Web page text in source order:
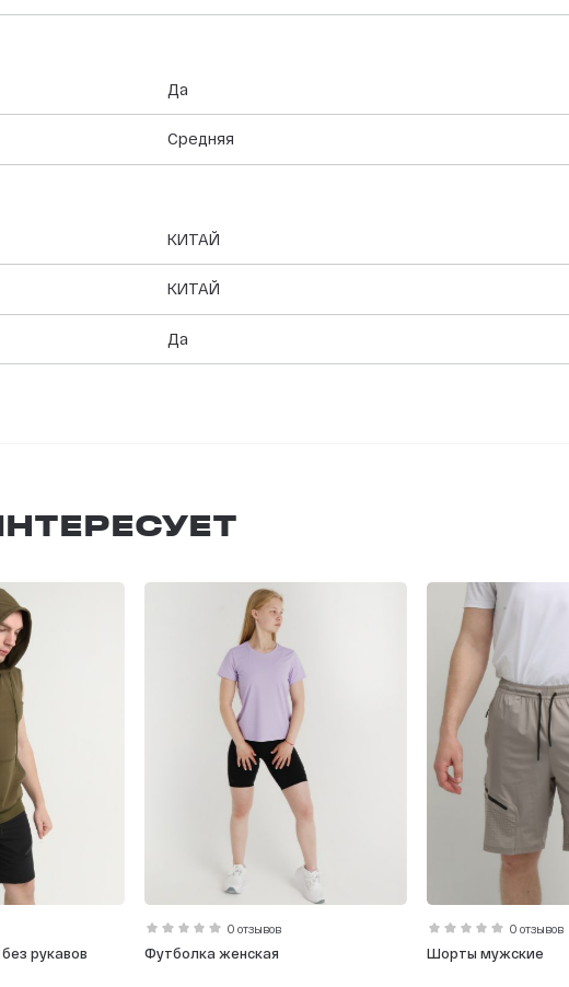
Да
Средняя
КИТАЙ
КИТАЙ
Да
рукавов
0 отзывов
Футболка женская
0 отзывов
Шорты мужские